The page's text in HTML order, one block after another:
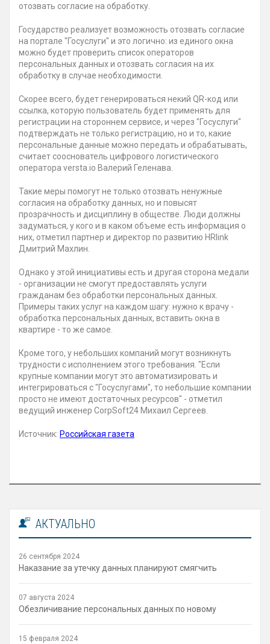
отозвать согласие на обработку.
Государство реализует возможность отозвать согласие
на портале "Госуслуги" и это логично: из единого окна
можно будет проверить список операторов
персональных данных и отозвать согласия на их
обработку в случае необходимости.
Скорее всего, будет генерироваться некий QR-код или
ссылка, которую пользователь будет применять для
регистрации на стороннем сервисе, и через "Госуслуги"
подтверждать не только регистрацию, но и то, какие
персональные данные можно передать и обрабатывать,
считает сооснователь цифрового логистического
оператора versta.io Валерий Геленава.
Такие меры помогут не только отозвать ненужные
согласия на обработку данных, но и повысят
прозрачность и дисциплину в обществе. Люди должны
задуматься, у кого и в каком объеме есть информация о
них, отметил партнер и директор по развитию HRlink
Дмитрий Махлин.
Однако у этой инициативы есть и другая сторона медали
- организации не смогут предоставлять услуги
гражданам без обработки персональных данных.
Примеры таких услуг на каждом шагу: нужно к врачу -
обработка персональных данных, вставить окна в
квартире - то же самое.
Кроме того, у небольших компаний могут возникнуть
трудности с исполнением этого требования. "Если
крупные компании могут это автоматизировать и
интегрироваться с "Госуслугами", то небольшие компании
просто не имеют достаточных ресурсов" - отметил
ведущий инженер CorpSoft24 Михаил Сергеев.
Источник: Российская газета
АКТУАЛЬНО
26 сентября 2024
Наказание за утечку данных планируют смягчить
07 августа 2024
Обезличивание персональных данных по новому
15 февраля 2024